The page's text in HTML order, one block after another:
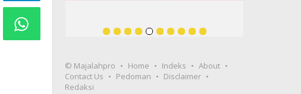
© Majalahpro Home Indeks
About
Contact Us
Pedoman
Disclaimer
Redaksi